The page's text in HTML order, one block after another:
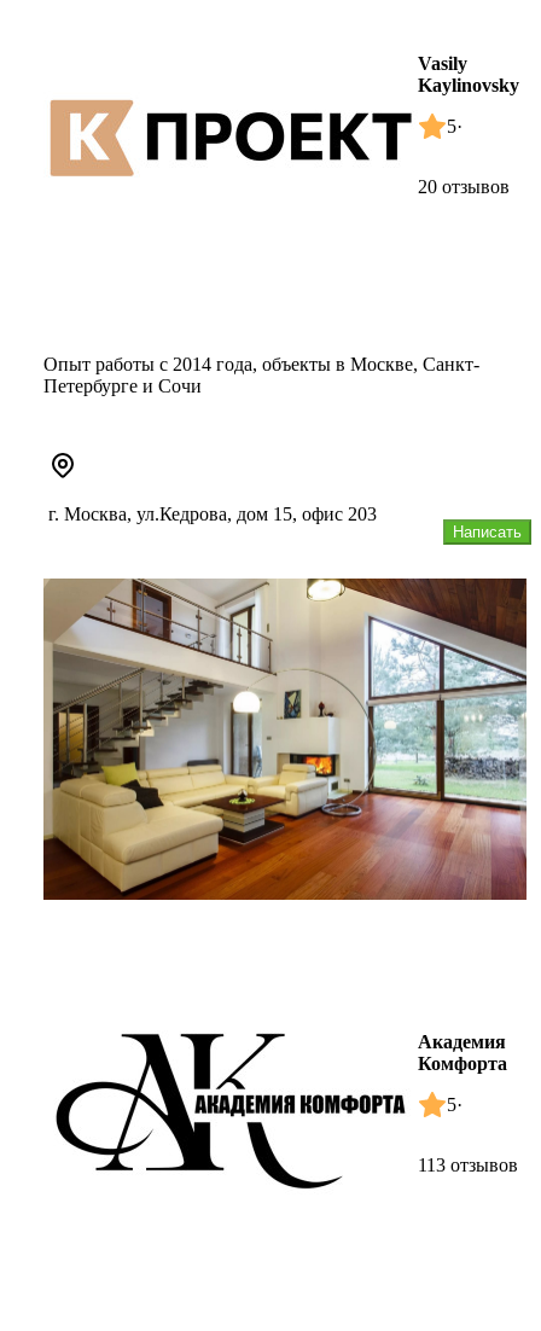
Vasily
Kaylinovsky
5·
20 отзывов
Опыт работы с 2014 года, объекты в Москве, Санкт-
Петербурге и Сочи
Написать
г. Москва, ул.Кедрова, дом 15, офис 203
Академия
Комфорта
5·
113 отзывов